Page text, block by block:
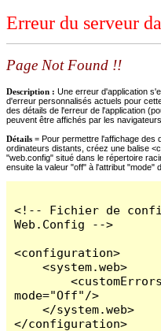
Erreur du serveur
Page Not Found !!
Description : Une erreur d'application
d'erreur personnalisés actuels pour
des détails de l'erreur de l'application
peuvent être affichés par les
Détails = Pour permettre l'affichage des
ordinateurs distants, créez une balise
"web.config" situé dans le répertoire
ensuite la valeur "off" à l'attribut "mode"
<!-- Fichier de
Web.Config -->
<configuration>
    <system.web>
        <customErrors
mode="Off"/>
    </system.web>
</configuration>